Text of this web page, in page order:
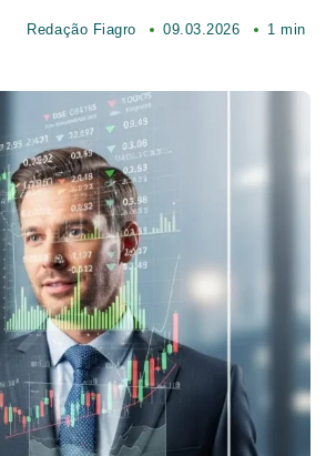
Redação Fiagro 09.03.2026 1 min